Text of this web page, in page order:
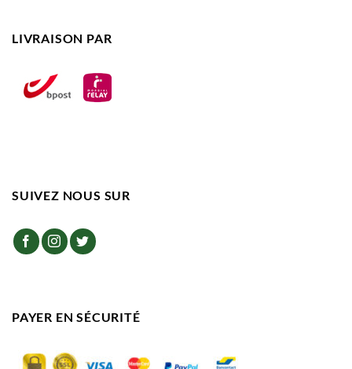
LIVRAISON PAR
SUIVEZ NOUS SUR
PAYER EN SÉCURITÉ